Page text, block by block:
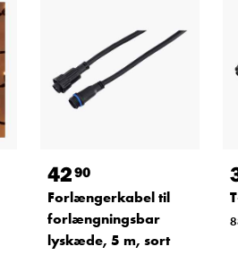
4290
Forlængerkabel til
forlængningsbar
lyskæde, 5 m, sort